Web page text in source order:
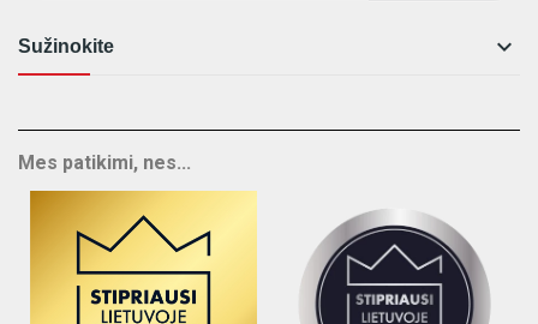
Sužinokite 
Mes patikimi, nes...